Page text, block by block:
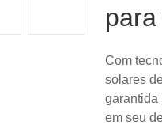
Com
solares
garantida
em seu